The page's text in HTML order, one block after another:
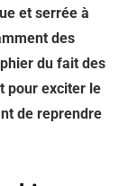
et serrée à
des
du fait des
pour exciter le
de reprendre